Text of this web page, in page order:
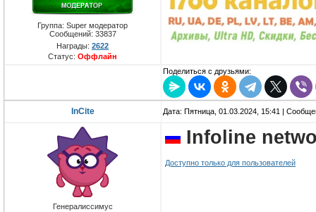
Группа: Super модератор
Сообщений: 33837
Награды: 2622
Статус: Оффлайн
Поделиться с друзьями:
InCite Дата: Пятница, 01.03.2024, 15:41 |
Генералиссимус
Infoline
Доступно только для пользователей